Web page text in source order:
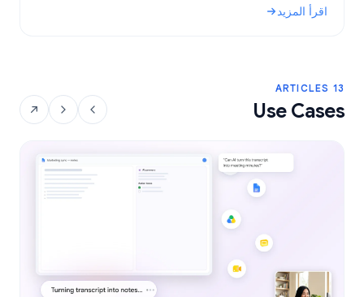
أكثر كفاءة للبريد الإلكتروني.
اقرأ المزيد
: تصنيفات Gmail: الدليل الشامل لتنظيم صندوق الوارد الخاص بك في عام 2026
13 ARTICLES
Use Cases